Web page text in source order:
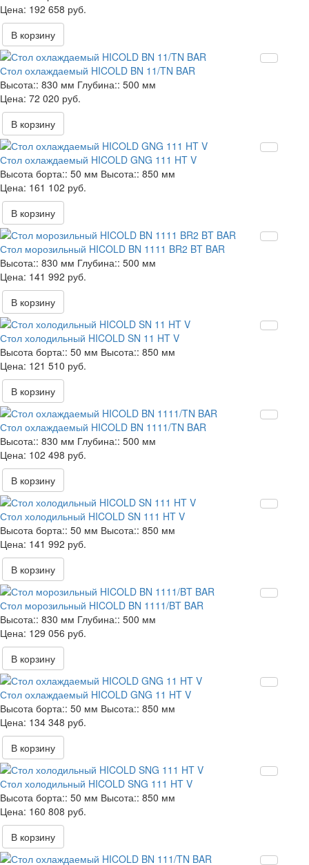
192 658 руб.
В корзину
Стол охлаждаемый HICOLD BN 11/TN BAR
Высота:: 830 мм Глубина:: 500 мм
72 020 руб.
В корзину
Стол охлаждаемый HICOLD GNG 111 HT V
Высота борта:: 50 мм Высота:: 850 мм
161 102 руб.
В корзину
Стол морозильный HICOLD BN 1111 BR2 BT BAR
Высота:: 830 мм Глубина:: 500 мм
141 992 руб.
В корзину
Стол холодильный HICOLD SN 11 HT V
Высота борта:: 50 мм Высота:: 850 мм
121 510 руб.
В корзину
Стол охлаждаемый HICOLD BN 1111/TN BAR
Высота:: 830 мм Глубина:: 500 мм
102 498 руб.
В корзину
Стол холодильный HICOLD SN 111 HT V
Высота борта:: 50 мм Высота:: 850 мм
141 992 руб.
В корзину
Стол морозильный HICOLD BN 1111/BT BAR
Высота:: 830 мм Глубина:: 500 мм
129 056 руб.
В корзину
Стол охлаждаемый HICOLD GNG 11 HT V
Высота борта:: 50 мм Высота:: 850 мм
134 348 руб.
В корзину
Стол холодильный HICOLD SNG 111 HT V
Высота борта:: 50 мм Высота:: 850 мм
160 808 руб.
В корзину